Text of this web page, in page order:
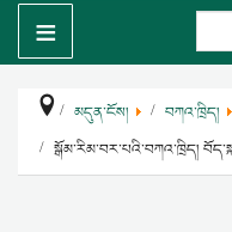
≡
མདུན་ངོས། བཀའ་ཁྲིད།
སྒོམ་རིམ་བར་པའི་བཀའ་ཁྲིད།